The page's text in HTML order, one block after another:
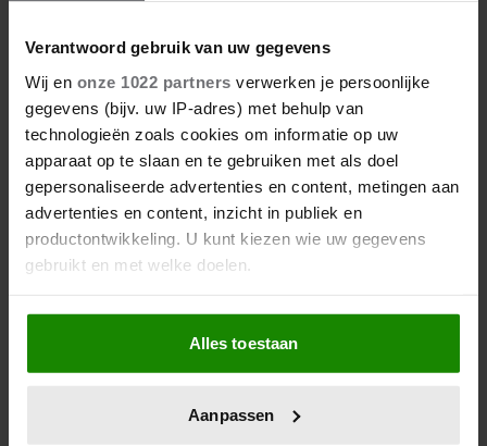
Verantwoord gebruik van uw gegevens
Wij en onze 1022 partners verwerken je persoonlijke
gegevens (bijv. uw IP-adres) met behulp van
technologieën zoals cookies om informatie op uw
apparaat op te slaan en te gebruiken met als doel
gepersonaliseerde advertenties en content, metingen aan
advertenties en content, inzicht in publiek en
productontwikkeling. U kunt kiezen wie uw gegevens
gebruikt en met welke doelen.
Als u het toestaat, willen we ook graag:
Informatie verzamelen over uw geografische
locatie, die tot een paar meter nauwkeurig kan zijn
scannen op specifieke eigenschappen (fingerprinting)
Alles toestaan
Aanpassen